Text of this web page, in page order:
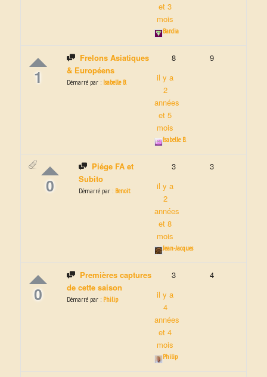
et 3
mois
Bardia
1
Frelons Asiatiques
& Européens
Démarré par : Isabelle B.
8
9
il y a
2
années
et 5
mois
Isabelle B.
0
Piége FA et
Subito
Démarré par : Benoit
3
3
il y a
2
années
et 8
mois
Jean-Jacques
0
Premières captures
de cette saison
Démarré par : Philip
3
4
il y a
4
années
et 4
mois
Philip